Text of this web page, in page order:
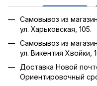
Самовывоз из
ул. Харьковская, 105.
Самовывоз из
ул. Викентия Хвойки,
Доставка Новой
Ориентировочный